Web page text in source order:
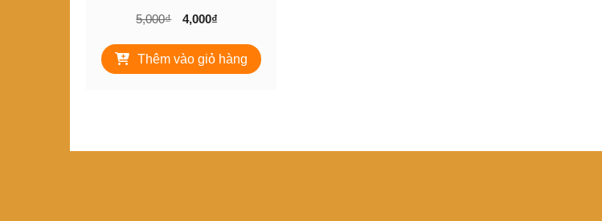
5,000₫
Giá
là:
5,000₫.
4,000₫
tại
là:
Thêm vào giỏ hàng